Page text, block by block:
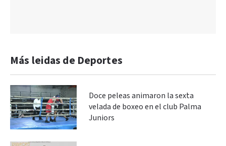
Más leidas de Deportes
Doce peleas animaron la sexta
velada de boxeo en el club Palma
Juniors